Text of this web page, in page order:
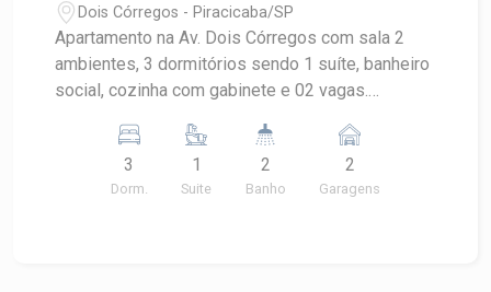
Dois Córregos - Piracicaba/SP
Apartamento na Av. Dois Córregos com sala 2
ambientes, 3 dormitórios sendo 1 suíte, banheiro
social, cozinha com gabinete e 02 vagas.
festas, brinquedoteca e piscina.
3
Dorm.
1
Suite
2
Banho
2
Garagens